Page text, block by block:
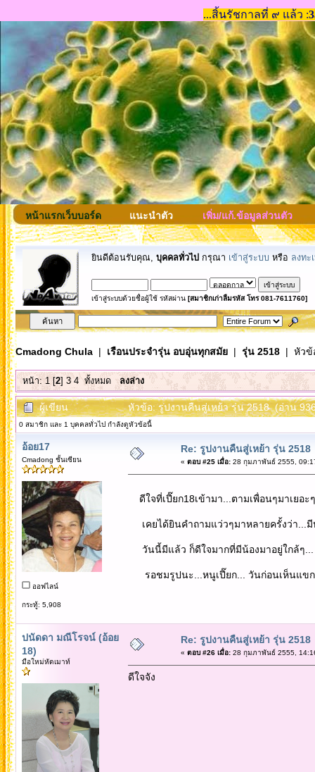
หน้าแรกเว็บบอร์ด แนะนำตัว เพิ่ม/แก้.ข้อมูลส่วนตัว
ยินดีต้อนรับคุณ, บุคคลทั่วไป กรุณา เข้าสู่ระบบ หรือ ลงทะ
เข้าสู่ระบบด้วยชื่อผู้ใช้ รหัสผ่าน [สมาชิกเก่าลืมรหัส โทร 081-7611760]
Cmadong Chula| เรือนประจำรุ่น อบอุ่นทุกสมัย| รุ่น 2518| หัวข้
หน้า:1[2] 3 4 ทั้งหมด ลงล่าง
ผู้เขียน หัวข้อ: รูปงานคืนสู่เหย้า รุ่น 2518 (อ่าน
0 สมาชิก และ 1 บุคคลทั่วไป กำลังดูหัวข้อนี้
อ้อย17
Cmadong ชั้นเซียน
ออฟไลน์
กระทู้: 5,908
Re: รูปงานคืนสู่เหย้า รุ่น 2518
« ตอบ #25 เมื่อ:28 กุมภาพันธ์ 2555,
ดีใจที่เปี๊ยก18เข้ามา...ตามเพื่อนๆมาเยอะ
เคยได้ยินคำถามแว่วๆมาหลายครั้งว่า...มี
วันนี้มีแล้ว ก็ดีใจมากที่มีน้องมาอยู่ใกล้ๆ...
รอชมรูปนะ...หนูเปี๊ยก... วันก่อนเห็นแขก
ปนัดดา มณีโรจน์ (อ้อย
18)
มือใหม่หัดเมาท์
Re: รูปงานคืนสู่เหย้า รุ่น 2518
« ตอบ #26 เมื่อ:28 กุมภาพันธ์ 2555,
ดีใจจัง